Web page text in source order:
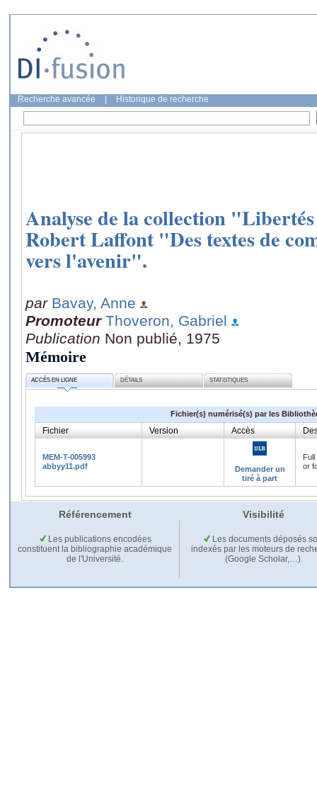
Recherche avancée Historique de recherche
Analyse de la collection
Robert Laffont "Des textes de
vers l'avenir".
par Bavay, Anne
Promoteur Thoveron, Gabriel
Publication Non publié, 1975
Mémoire
ACCÈS EN LIGNE DÉTAILS STATISTIQUES
Fichier(s) numérisé(s) par les
Fichier Version Accès
MEM-T-005993
abbyy11.pdf
Demander un
tiré à part
or
Référencement Visibilité
Les publications encodées
constituent la bibliographie académique
de l'Université.
Les documents déposés
indexés par les moteurs de
(Google Scholar,…).